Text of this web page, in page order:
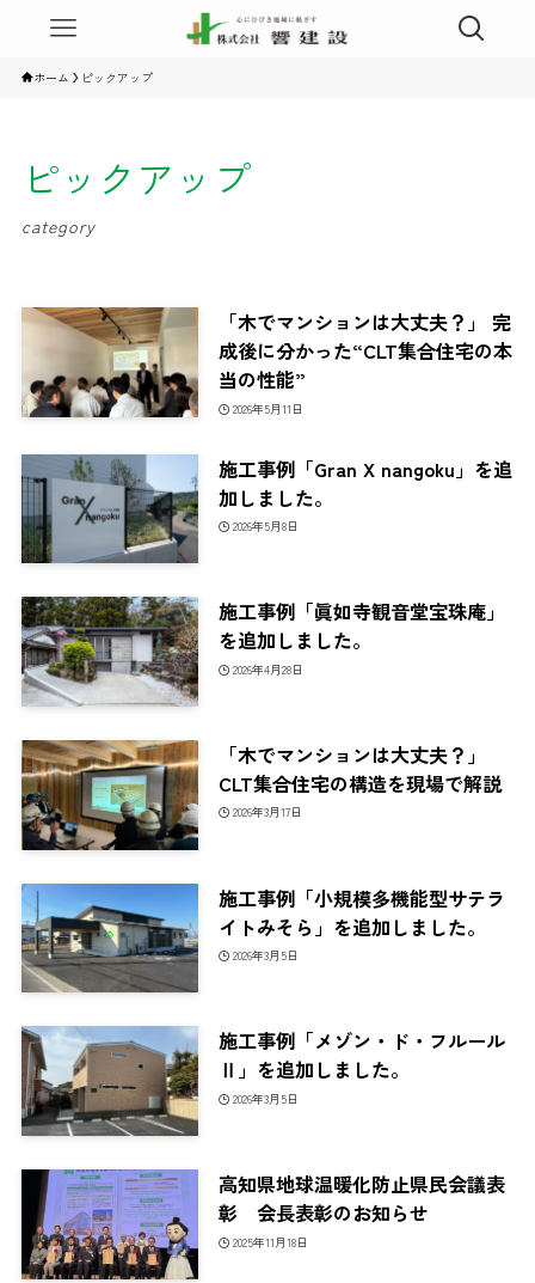
ホーム ピックアップ
ピックアップ
category
「木でマンションは大丈夫？」 完
成後に分かった“CLT集合住宅の本
当の性能”
2026年5月11日
施工事例「Gran X nangoku」を追
加しました。
2026年5月8日
施工事例「眞如寺観音堂宝珠庵」
を追加しました。
2026年4月28日
「木でマンションは大丈夫？」
CLT集合住宅の構造を現場で解説
2026年3月17日
施工事例「小規模多機能型サテラ
イトみそら」を追加しました。
2026年3月5日
施工事例「メゾン・ド・フルール
Ⅱ」を追加しました。
2026年3月5日
高知県地球温暖化防止県民会議表
彰 会長表彰のお知らせ
2025年11月18日